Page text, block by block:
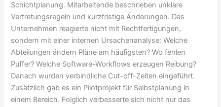
Schichtplanung. Mitarbeitende beschrieben unklare
Vertretungsregeln und kurzfristige Änderungen. Das
Unternehmen reagierte nicht mit Rechtfertigungen,
sondern mit einer internen Ursachenanalyse: Welche
Abteilungen ändern Pläne am häufigsten? Wo fehlen
Puffer? Welche Software-Workflows erzeugen Reibung?
Danach wurden verbindliche Cut-off-Zeiten eingeführt.
Zusätzlich gab es ein Pilotprojekt für Selbstplanung in
einem Bereich. Folglich verbesserte sich nicht nur das